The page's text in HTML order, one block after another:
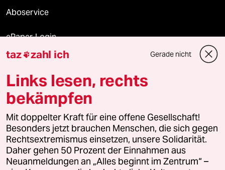
Aboservice
ePaper Login
Downloads für Abonnierende
© 2026 taz Verlags und Vertriebs GmbH
Alle Rechte vorbehalten. Bei rechtlichen Fragen oder für Genehmigungen
wenden Sie sich bitte an
lizenzen@taz.de
Feedback Redaktionsstatut Kommune-Richtlinien
taz zahl ich Gerade nicht
Links lesen, rechts
bekämpfen
Mit doppelter Kraft für eine offene Gesellschaft!
Besonders jetzt brauchen Menschen, die sich gegen
Rechtsextremismus einsetzen, unsere Solidarität.
Daher gehen 50 Prozent der Einnahmen aus
Neuanmeldungen an „Alles beginnt im Zentrum“ –